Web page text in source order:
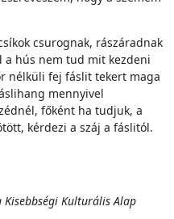
csurognak, rászáradnak
a hús nem tud mit kezdeni
nélküli fej fáslit tekert maga
mennyivel
főként ha tudjuk, a
kérdezi a száj a fáslitól.
Kisebbségi Kulturális Alap